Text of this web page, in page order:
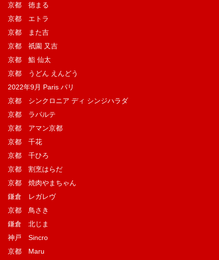
京都 徳まる
京都 エトラ
京都 また吉
京都 祇園 又吉
京都 鮨 仙太
京都 うどん えんどう
2022年9月 Paris パリ
京都 シンクロニア ディ シンジハラダ
京都 ラパルテ
京都 アマン京都
京都 千花
京都 千ひろ
京都 割烹はらだ
京都 焼肉やまちゃん
鎌倉 レガレヴ
京都 鳥さき
鎌倉 北じま
神戸 Sincro
京都 Maru